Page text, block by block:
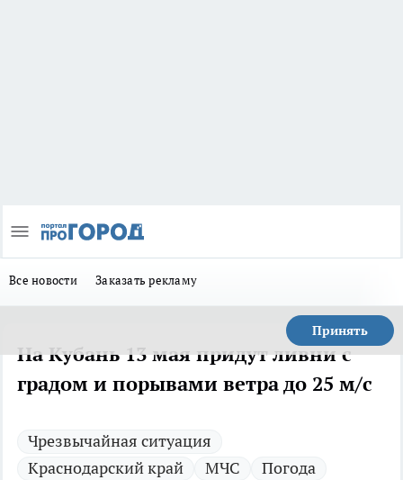
Все новости Заказать рекламу
Принять
На Кубань 13 мая придут ливни с
градом и порывами ветра до 25 м/с
Чрезвычайная ситуация
Краснодарский край
МЧС
Погода